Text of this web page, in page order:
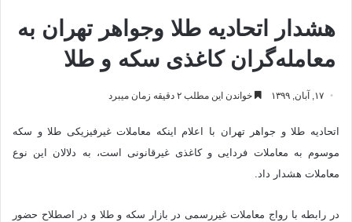
هشدار اتحادیه طلا وجواهر تهران به
معامله‌گران کاغذی سکه و طلا
۱۷, آبان, ۱۳۹۹ خواندن این مطلب ۲ دقیقه زمان میبرد
اتحادیه طلا و جواهر تهران با اعلام اینکه معاملات غیرفیزیکی طلا و سکه
موسوم به معاملات فردایی و کاغذی غیرقانونی است، به دلالان این نوع
معاملات هشدار داد.
در رابطه با رواج معاملات غیررسمی در بازار سکه و طلا و در اصطلاح حضور